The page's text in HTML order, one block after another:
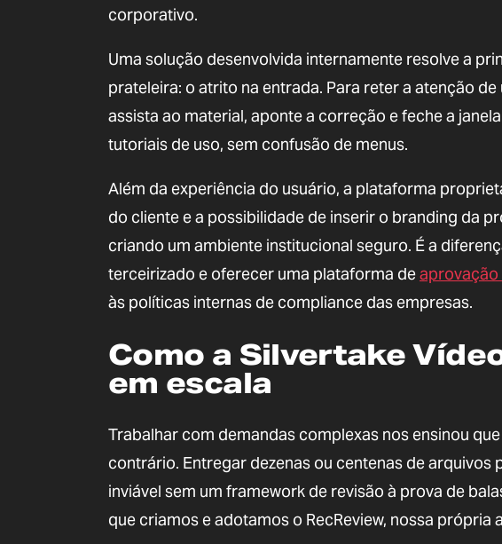
corporativo.
Uma solução desenvolvida internamente resolve a
prateleira: o atrito na entrada. Para reter a atenção
assista ao material, aponte a correção e feche a
tutoriais de uso, sem confusão de menus.
Além da experiência do usuário, a plataforma
do cliente e a possibilidade de inserir o branding da
criando um ambiente institucional seguro. É a
terceirizado e oferecer uma plataforma deaprovação
às políticas internas de compliance das empresas.
Como a Silvertake
em escala
Trabalhar com demandas complexas nos ensinou
contrário. Entregar dezenas ou centenas de
inviável sem um framework de revisão à prova de
que criamos e adotamos o RecReview, nossa